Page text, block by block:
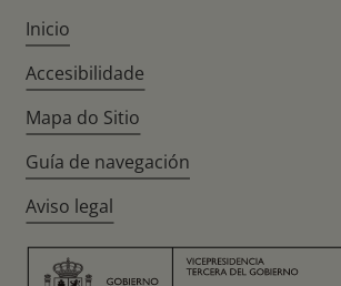
Inicio
Accesibilidade
Mapa do Sitio
Guía de navegación
Aviso legal